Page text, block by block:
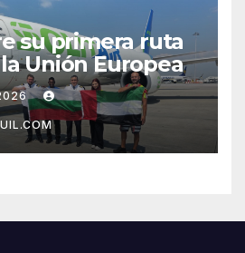
su primera ruta
Unión Europea